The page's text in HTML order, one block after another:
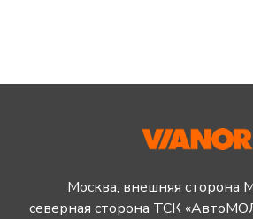
Москва, внешняя
северная сторона ТСК